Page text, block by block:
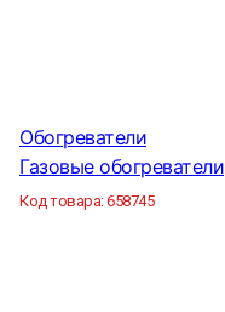
Обогреватели
Газовые обогреватели
Код товара:658745